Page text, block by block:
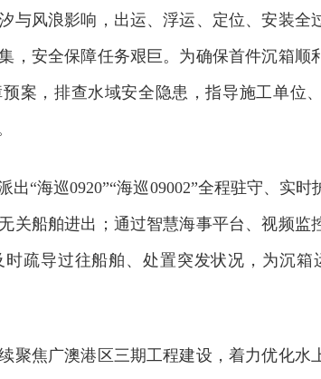
与风浪影响，出运、浮运、定位、安装全
，安全保障任务艰巨。为确保首件沉箱顺
案，排查水域安全隐患，指导施工单位
出“海巡0920”“海巡09002”全程驻守、实
关船舶进出；通过智慧海事平台、视频监
疏导过往船舶、处置突发状况，为沉箱
聚焦广澳港区三期工程建设，着力优化水